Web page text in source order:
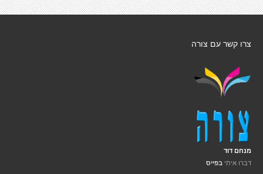
צרו קשר עם צורה
מנחם דוד
דברו איתי בפייס